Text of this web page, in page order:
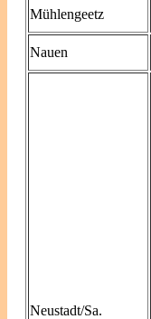
Mühlengeetz
Nauen
Neustadt/Sa.